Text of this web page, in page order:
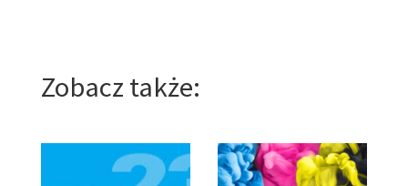
Zobacz także: